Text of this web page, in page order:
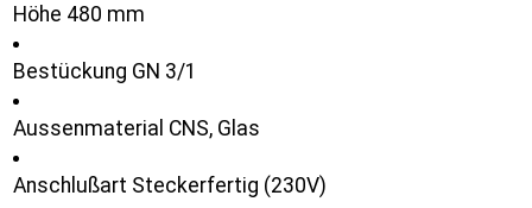
Höhe 480 mm
Bestückung GN 3/1
Aussenmaterial CNS, Glas
Anschlußart Steckerfertig (230V)